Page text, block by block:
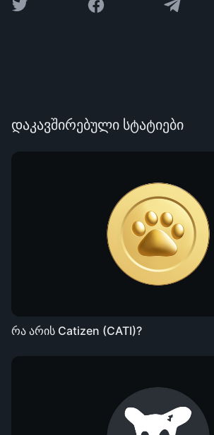
დაკავშირებული სტატიები
რა არის Catizen (CATI)?